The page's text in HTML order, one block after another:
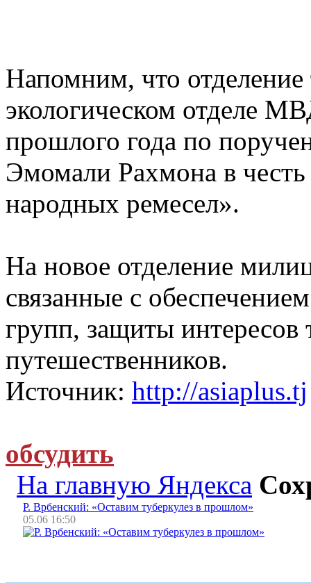
Напомним, что
экологическом отделе
прошлого года по
Эмомали Рахмона в честь
народных ремесел».
На новое отделение
связанные с
групп, защиты
путешественников.
Источник: http://asiaplus.tj
обсудить
На главную Яндекса
Р. Врбенский: «Оставим туберкулез в прошлом»
05.06 16:50